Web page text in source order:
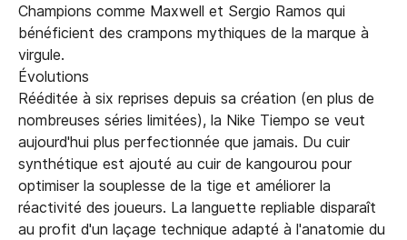
Champions comme Maxwell et Sergio Ramos qui
bénéficient des crampons mythiques de la marque à
virgule.
Évolutions
Rééditée à six reprises depuis sa création (en plus de
nombreuses séries limitées), la Nike Tiempo se veut
aujourd'hui plus perfectionnée que jamais. Du cuir
synthétique est ajouté au cuir de kangourou pour
optimiser la souplesse de la tige et améliorer la
réactivité des joueurs. La languette repliable disparaît
au profit d'un laçage technique adapté à l'anatomie du